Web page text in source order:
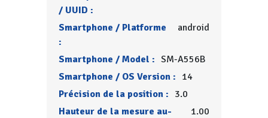
/ UUID :
Smartphone / Platforme
:
android
Smartphone / Model : SM-A556B
Smartphone / OS Version : 14
Précision de la position : 3.0
Hauteur de la mesure au-
1.00